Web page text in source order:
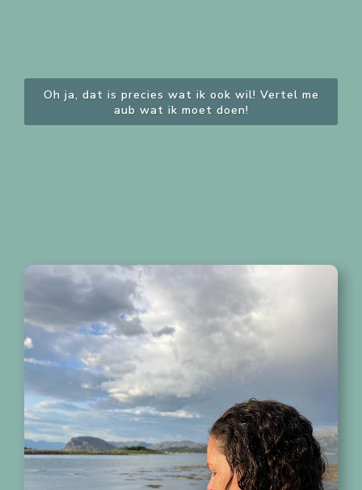
Oh ja, dat is precies wat ik ook wil! Vertel me
aub wat ik moet doen!